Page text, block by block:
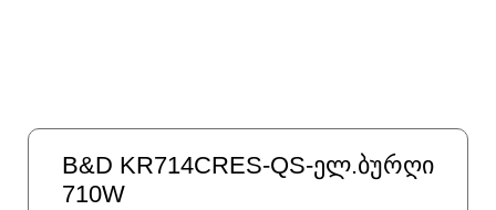
B&D KR714CRES-QS-ელ.ბურღი
710W